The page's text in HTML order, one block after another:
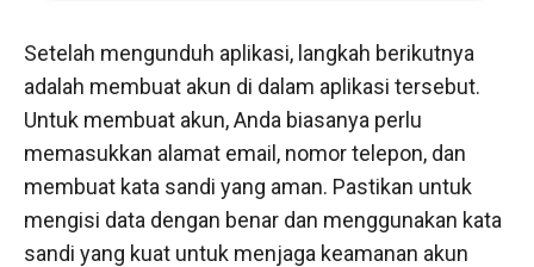
Setelah mengunduh aplikasi, langkah berikutnya
adalah membuat akun di dalam aplikasi tersebut.
Untuk membuat akun, Anda biasanya perlu
memasukkan alamat email, nomor telepon, dan
membuat kata sandi yang aman. Pastikan untuk
mengisi data dengan benar dan menggunakan kata
sandi yang kuat untuk menjaga keamanan akun